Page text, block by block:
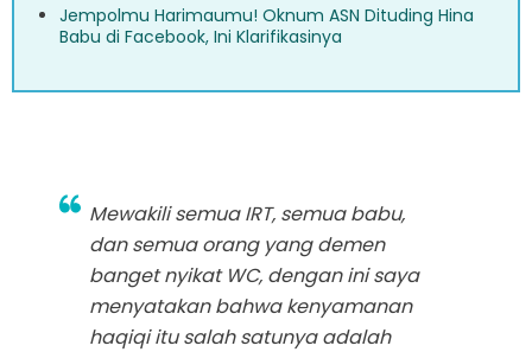
Jempolmu Harimaumu! Oknum ASN Dituding Hina
Babu di Facebook, Ini Klarifikasinya
Mewakili semua IRT, semua babu,
dan semua orang yang demen
banget nyikat WC, dengan ini saya
menyatakan bahwa kenyamanan
haqiqi itu salah satunya adalah